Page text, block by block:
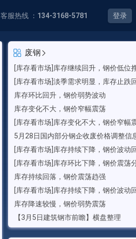
客服热线 ： 134-3168-5781 登录
废钢
[库存看市场]库存继续回升，钢价低位
[库存看市场]淡季需求明显，库存止跌
库存环比回升，钢价弱势波动
库存变化不大，钢价窄幅震荡
[库存看市场]库存变化不大，钢价窄幅
5月28日国内部分钢企收废价格调整信
[库存看市场]库存持续下降，钢价波动
[库存看市场]库存环比下降，钢价震荡
库存持续回落，钢价震荡趋强
[库存看市场]库存持续下降，钢价波动
库存降速较慢，钢价弱势震荡
【3月5日建筑钢市前瞻】横盘整理